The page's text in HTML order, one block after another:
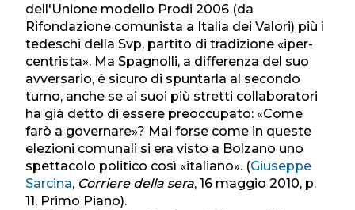
dell'Unione modello Prodi 2006 (da
Rifondazione comunista a Italia dei Valori) più i
tedeschi della Svp, partito di tradizione «iper-
centrista». Ma Spagnolli, a differenza del suo
avversario, è sicuro di spuntarla al secondo
turno, anche se ai suoi più stretti collaboratori
ha già detto di essere preoccupato: «Come
farò a governare»? Mai forse come in queste
elezioni comunali si era visto a Bolzano uno
spettacolo politico così «italiano». (Giuseppe
Sarcina, Corriere della sera, 16 maggio 2010, p.
11, Primo Piano).